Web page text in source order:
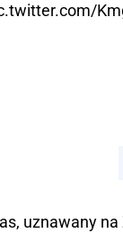
uznawany